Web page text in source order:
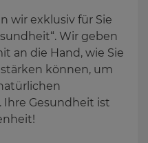
wir exklusiv für Sie
Wir geben
an die Hand, wie Sie
können, um
Ihre Gesundheit ist